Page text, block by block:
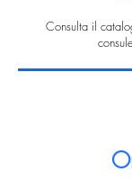
Consulta il